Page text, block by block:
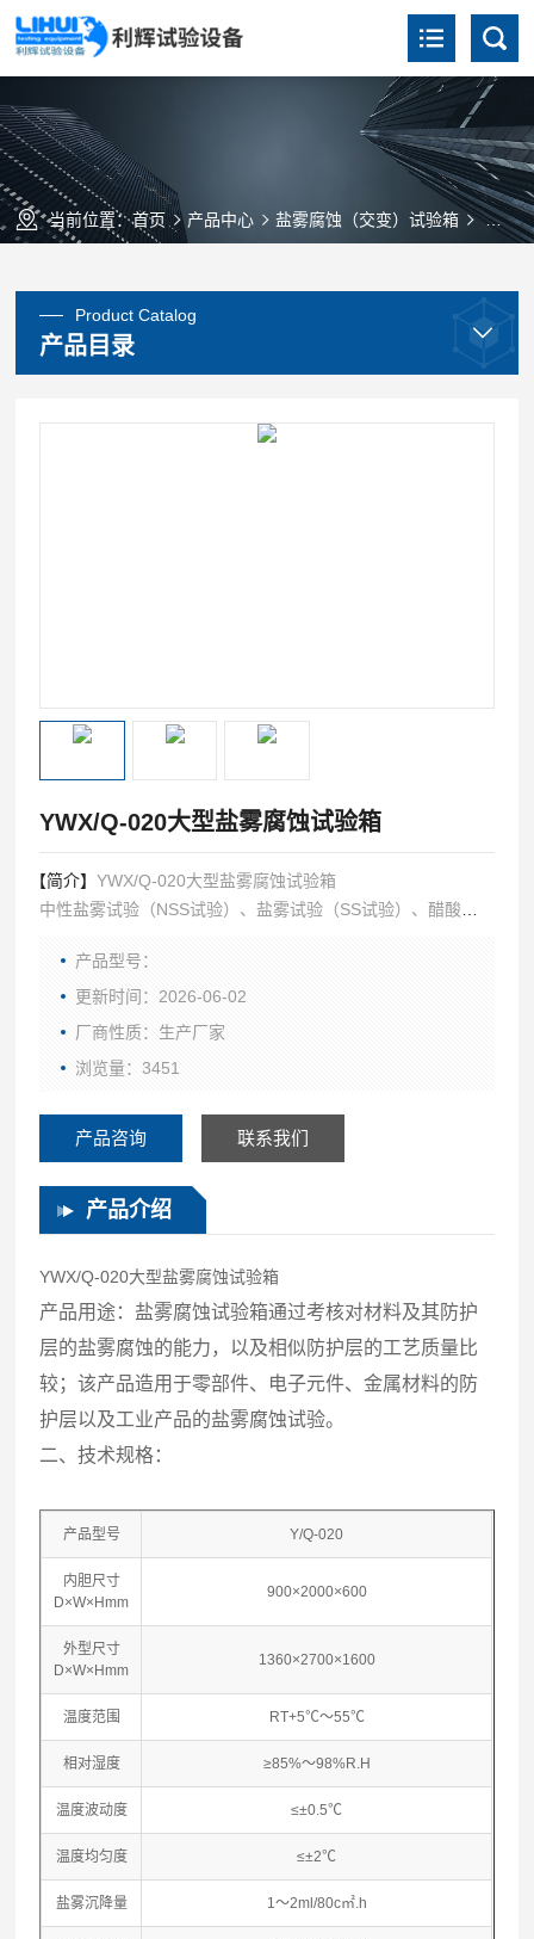
当前位置：首页 产品中心 盐雾腐蚀（交变）试验箱 YWX/
Product Catalog
产品目录
YWX/Q-020大型盐雾腐蚀试验箱
【简介】YWX/Q-020大型盐雾腐蚀试验箱
中性盐雾试验（NSS试验）、盐雾试验（SS试验）、醋酸盐
盐雾试验方法；
产品型号：
更新时间：2026-06-02
厂商性质：生产厂家
浏览量：3451
产品咨询 联系我们
产品介绍
YWX/Q-020大型盐雾腐蚀试验箱
产品用途：盐雾腐蚀试验箱通过考核对材料及其防护
层的盐雾腐蚀的能力，以及相似防护层的工艺质量比
较；该产品造用于零部件、电子元件、金属材料的防
护层以及工业产品的盐雾腐蚀试验。
二、技术规格：
产品型号 Y/Q-020
内胆尺寸
D×W×Hmm
900×2000×600
外型尺寸
D×W×Hmm
1360×2700×1600
温度范围 RT+5℃～55℃
相对湿度 ≥85%～98%R.H
温度波动度 ≤±0.5℃
温度均匀度 ≤±2℃
盐雾沉降量 1～2ml/80c㎡.h